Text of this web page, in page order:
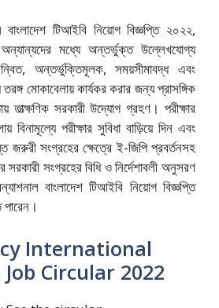
বাংলাদেশ টিআইবি নিয়োগ বিজ্ঞপ্তি ২০২২,
মধ্যে অন্তর্ভুক্ত উল্লেখযোগ্য
অন্তর্ভুক্তিমূলক, সময়সীমাবদ্ধ এবং
মোকাবেলায় কার্যকর করার জন্য প্রাসঙ্গিক
তাত্ক্ষণিক সরকারী উদ্যোগ গ্রহণ। পরীক্ষার
বিনামূল্যে পরীক্ষার সুবিধা বাড়িয়ে দিন এবং
জরুরী সংগ্রহের ক্ষেত্রে ই-জিপি প্রবর্তনসহ
সরকারী সংগ্রহের বিধি ও নির্দেশাবলী অনুসরণ
বাংলাদেশ টিআইবি নিয়োগ বিজ্ঞপ্তি
International
Circular 2022